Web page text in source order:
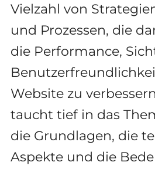
Vielzahl von
und Prozessen, die
die Performance,
Website zu
taucht tief in das
die Grundlagen, die
Aspekte und die